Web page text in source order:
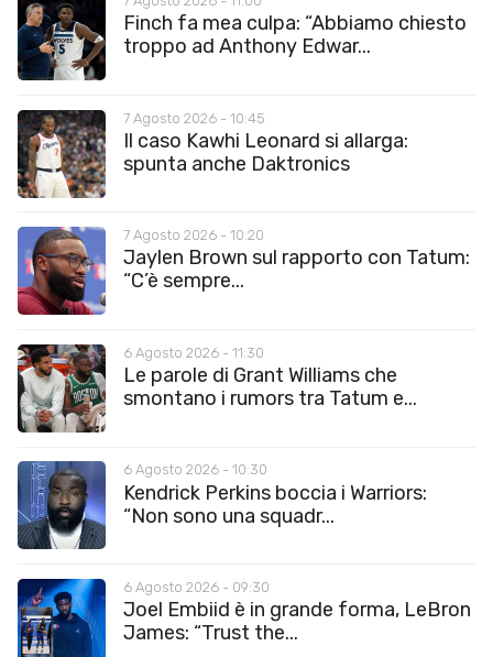
Finch fa mea culpa: “Abbiamo chiesto
troppo ad Anthony Edwar...
7 Agosto 2026 - 10:45
Il caso Kawhi Leonard si allarga:
spunta anche Daktronics
7 Agosto 2026 - 10:20
Jaylen Brown sul rapporto con Tatum:
“C’è sempre...
6 Agosto 2026 - 11:30
Le parole di Grant Williams che
smontano i rumors tra Tatum e...
6 Agosto 2026 - 10:30
Kendrick Perkins boccia i Warriors:
“Non sono una squadr...
6 Agosto 2026 - 09:30
Joel Embiid è in grande forma, LeBron
James: “Trust the...